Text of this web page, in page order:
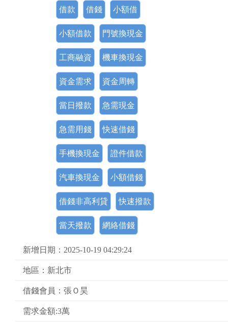
借款 借錢 小額借
小額借款 門號換現金
工商融資 機車換現金
資金需求 資金周轉
當日撥款 急需現金
急需用錢 快速借錢
手機換現金 證件借款
汽車換現金 小額借錢
借錢非高利貸 快速撥款
當天撥款 網絡借錢
新增日期：2025-10-19 04:29:24
地區：新北市
借錢會員：張Ｏ昊
需求金額:3萬